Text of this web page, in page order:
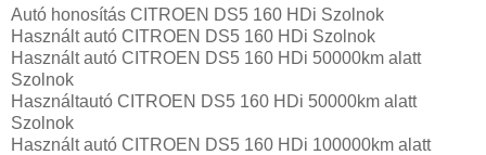
Autó honosítás CITROEN DS5 160 HDi Szolnok
Használt autó‎ CITROEN DS5 160 HDi Szolnok
Használt autó‎ CITROEN DS5 160 HDi 50000km alatt
Szolnok
Használtautó‎ CITROEN DS5 160 HDi 50000km alatt
Szolnok
Használt autó‎ CITROEN DS5 160 HDi 100000km alatt